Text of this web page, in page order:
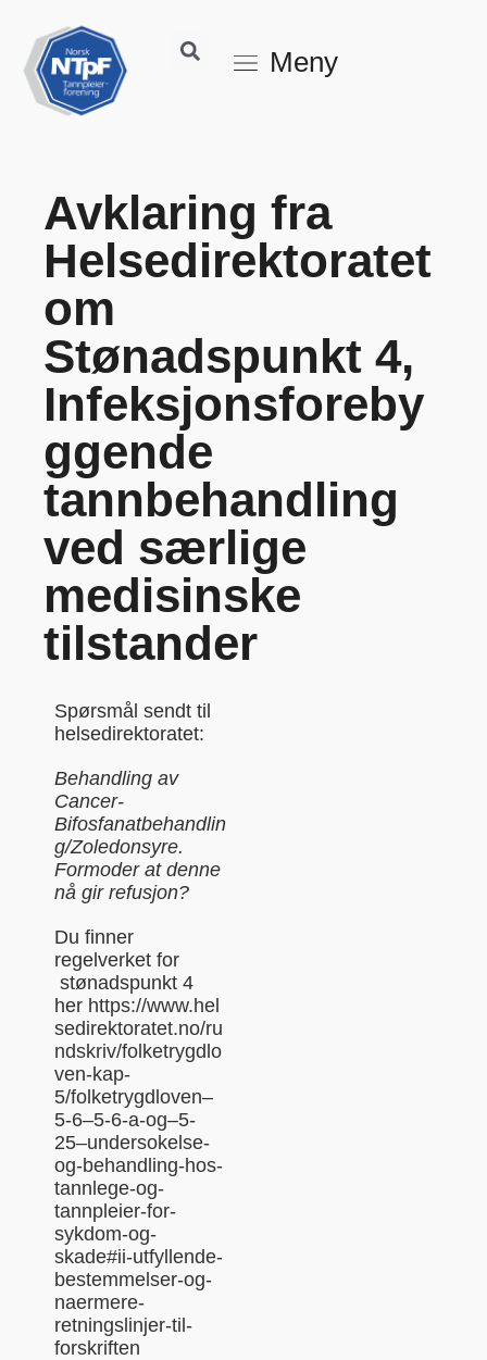
Meny
Avklaring fra
Helsedirektoratet
om
Stønadspunkt 4,
Infeksjonsforeby
ggende
tannbehandling
ved særlige
medisinske
tilstander
Spørsmål sendt til
helsedirektoratet:
Behandling av
Cancer-
Bifosfanatbehandlin
g/Zoledonsyre.
Formoder at denne
nå gir refusjon?
Du finner
regelverket for
stønadspunkt 4
her https://www.hel
sedirektoratet.no/ru
ndskriv/folketrygdlo
ven-kap-
5/folketrygdloven–
5-6–5-6-a-og–5-
25–undersokelse-
og-behandling-hos-
tannlege-og-
tannpleier-for-
sykdom-og-
skade#ii-utfyllende-
bestemmelser-og-
naermere-
retningslinjer-til-
forskriften